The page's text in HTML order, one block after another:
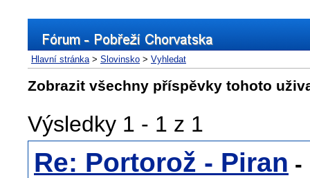
Hlavní stránka> Slovinsko > Vyhledat
Zobrazit všechny příspěvky tohoto
Výsledky 1 - 1 z 1
Re: Portorož - Piran -